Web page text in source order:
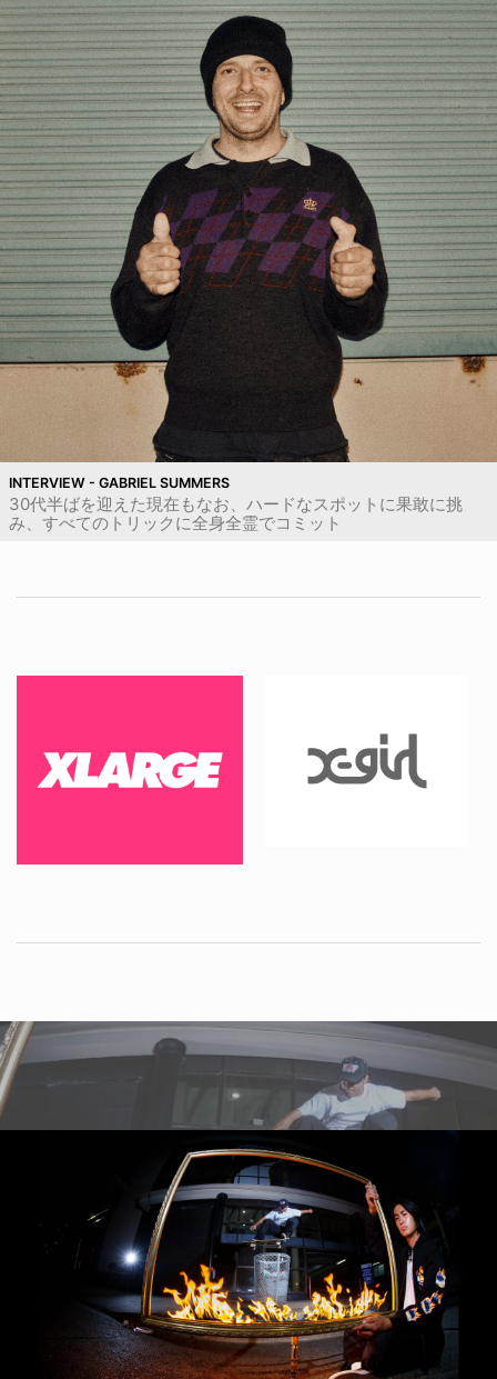
INTERVIEW - GABRIEL SUMMERS
30代半ばを迎えた現在もなお、ハードなスポットに果敢に挑
み、すべてのトリックに全身全霊でコミット